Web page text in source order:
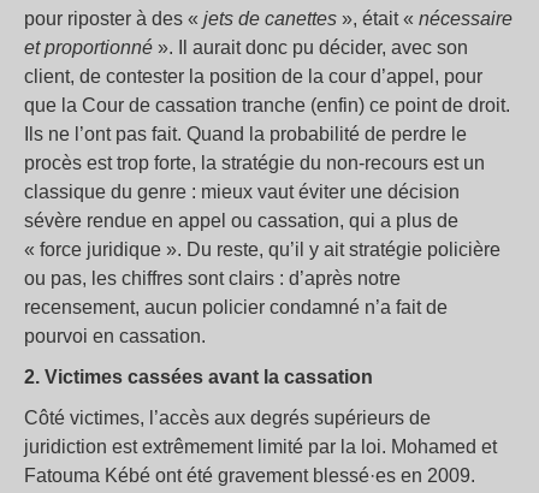
pour riposter à des « jets de canettes », était « nécessaire
et proportionné ». Il aurait donc pu décider, avec son
client, de contester la position de la cour d’appel, pour
que la Cour de cassation tranche (enfin) ce point de droit.
Ils ne l’ont pas fait. Quand la probabilité de perdre le
procès est trop forte, la stratégie du non-recours est un
classique du genre : mieux vaut éviter une décision
sévère rendue en appel ou cassation, qui a plus de
« force juridique ». Du reste, qu’il y ait stratégie policière
ou pas, les chiffres sont clairs : d’après notre
recensement, aucun policier condamné n’a fait de
pourvoi en cassation.
2. Victimes cassées avant la cassation
Côté victimes, l’accès aux degrés supérieurs de
juridiction est extrêmement limité par la loi. Mohamed et
Fatouma Kébé ont été gravement blessé·es en 2009.